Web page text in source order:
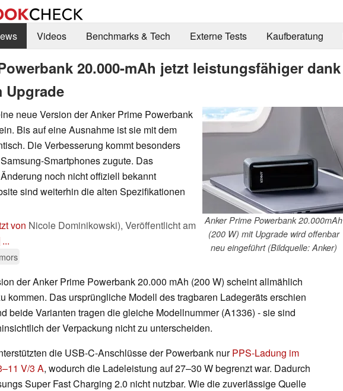
Videos Benchmarks & Tech Externe Tests Kaufberatung
20.000-mAh jetzt leistungsfähiger dank
Upgrade
Anker Prime Powerbank 20.000mAh
(200 W) mit Upgrade wird offenbar
neu eingeführt (Bildquelle: Anker)
neue Version der Anker Prime Powerbank
Bis auf eine Ausnahme ist sie mit dem
Die Verbesserung kommt besonders
Smartphones zugute. Das
noch nicht offiziell bekannt
sind weiterhin die alten Spezifikationen
von Nicole Dominikowski), Veröffentlicht am
...
der Anker Prime Powerbank 20.000 mAh (200 W) scheint allmählich
kommen. Das ursprüngliche Modell des tragbaren Ladegeräts erschien
beide Varianten tragen die gleiche Modellnummer (A1336) - sie sind
der Verpackung nicht zu unterscheiden.
die USB-C-Anschlüsse der Powerbank nurPPS-Ladung im
V/3 A, wodurch die Ladeleistung auf 27–30 W begrenzt war. Dadurch
Super Fast Charging 2.0 nicht nutzbar. Wie die zuverlässige Quelle